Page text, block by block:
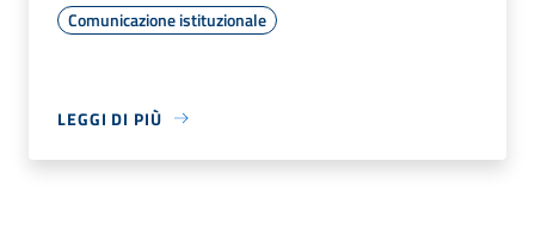
Comunicazione istituzionale
LEGGI DI PIÙ